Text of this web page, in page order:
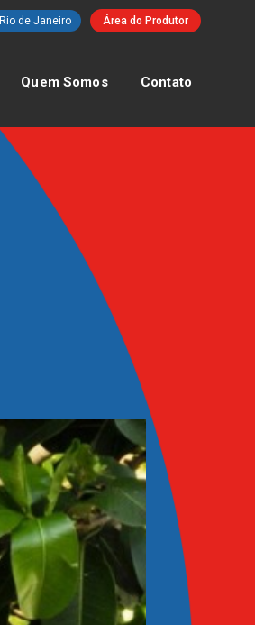
Rio de Janeiro Área do Produtor
Quem Somos Contato